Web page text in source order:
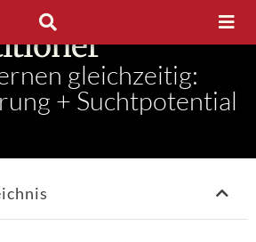
im
gleichzeitig:
+ Suchtpotential